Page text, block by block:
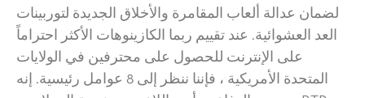
لضمان عدالة ألعاب المقامرة والأخلاق الجديدة لتوربينات
العد العشوائية. عند تقييم ربما الكازينوهات الأكثر احتراماً
على الإنترنت للحصول على محترفين في الولايات
المتحدة الأمريكية ، فإننا ننظر إلى 8 عوامل رئيسية. إنه